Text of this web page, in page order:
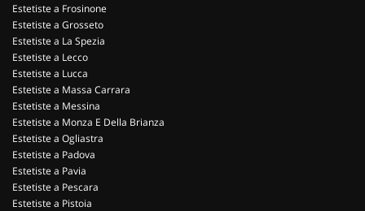
Estetiste a Frosinone
Estetiste a Grosseto
Estetiste a La Spezia
Estetiste a Lecco
Estetiste a Lucca
Estetiste a Massa Carrara
Estetiste a Messina
Estetiste a Monza E Della Brianza
Estetiste a Ogliastra
Estetiste a Padova
Estetiste a Pavia
Estetiste a Pescara
Estetiste a Pistoia